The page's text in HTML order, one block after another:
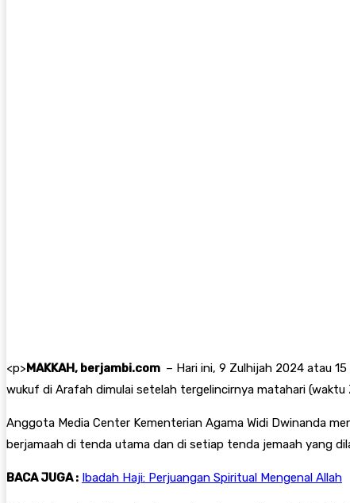
<p>MAKKAH, berjambi.com – Hari ini, 9 Zulhijah 2024 atau
wukuf di Arafah dimulai setelah tergelincirnya matahari (waktu
Anggota Media Center Kementerian Agama Widi Dwinanda
berjamaah di tenda utama dan di setiap tenda jemaah yang
BACA JUGA : Ibadah Haji: Perjuangan Spiritual Mengenal Allah